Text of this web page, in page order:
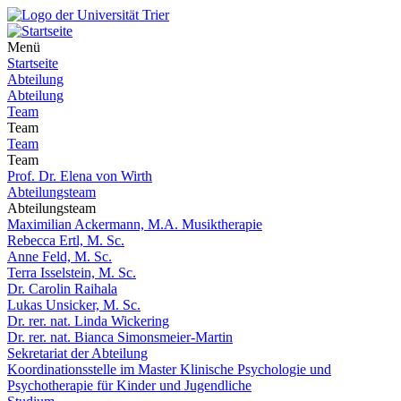
Menü
Startseite
Abteilung
Abteilung
Team
Team
Team
Team
Prof. Dr. Elena von Wirth
Abteilungsteam
Abteilungsteam
Maximilian Ackermann, M.A. Musiktherapie
Rebecca Ertl, M. Sc.
Anne Feld, M. Sc.
Terra Isselstein, M. Sc.
Dr. Carolin Raihala
Lukas Unsicker, M. Sc.
Dr. rer. nat. Linda Wickering
Dr. rer. nat. Bianca Simonsmeier-Martin
Sekretariat der Abteilung
Koordinationsstelle im Master Klinische Psychologie und
Psychotherapie für Kinder und Jugendliche